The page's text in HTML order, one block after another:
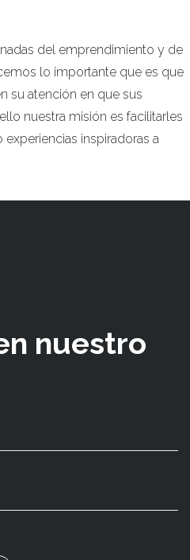
del emprendimiento y de
lo importante que es que
su atención en que sus
nuestra misión es facilitarles
inspiradoras a
nuestro